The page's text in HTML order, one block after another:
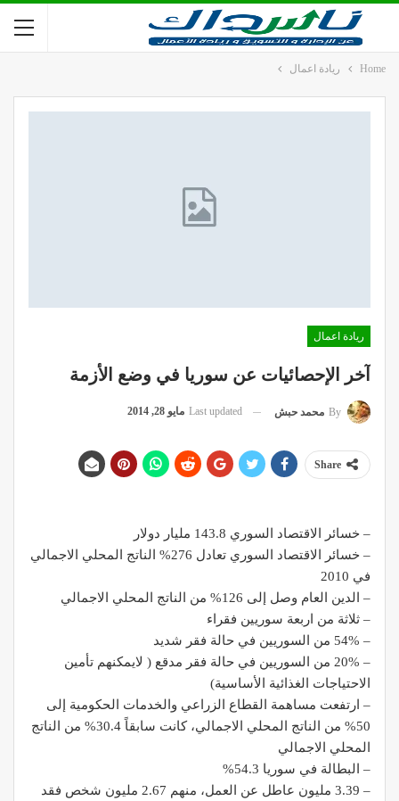
Home ريادة اعمال
ريادة اعمال
آخر الإحصائيات عن سوريا في وضع الأزمة
By محمد حبش Last updated مايو 28, 2014
Share
– خسائر الاقتصاد السوري 143.8 مليار دولار
– خسائر الاقتصاد السوري تعادل 276% الناتج المحلي الاجمالي
في 2010
– الدين العام وصل إلى 126% من الناتج المحلي الاجمالي
– ثلاثة من اربعة سوريين فقراء
– 54% من السوريين في حالة فقر شديد
– 20% من السوريين في حالة فقر مدقع ( لايمكنهم تأمين
الاحتياجات الغذائية الأساسية)
– ارتفعت مساهمة القطاع الزراعي والخدمات الحكومية إلى
50% من الناتج المحلي الاجمالي، كانت سابقاً 30.4% من الناتج
المحلي الاجمالي
– البطالة في سوريا 54.3%
– 3.39 مليون عاطل عن العمل، منهم 2.67 مليون شخص فقد